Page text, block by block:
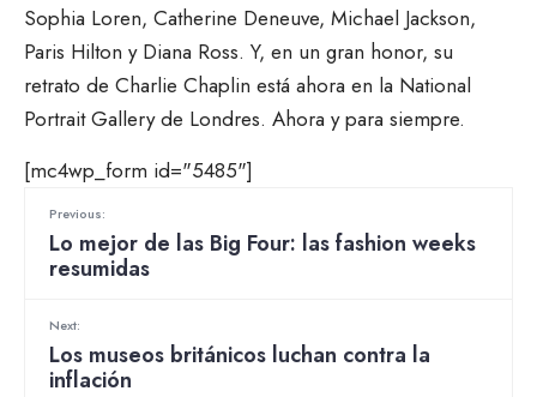
Sophia Loren, Catherine Deneuve, Michael Jackson,
Paris Hilton y Diana Ross. Y, en un gran honor, su
retrato de Charlie Chaplin está ahora en la National
Portrait Gallery de Londres. Ahora y para siempre.
[mc4wp_form id="5485"]
Previous:
Lo mejor de las Big Four: las fashion weeks
resumidas
Next:
Los museos británicos luchan contra la
inflación